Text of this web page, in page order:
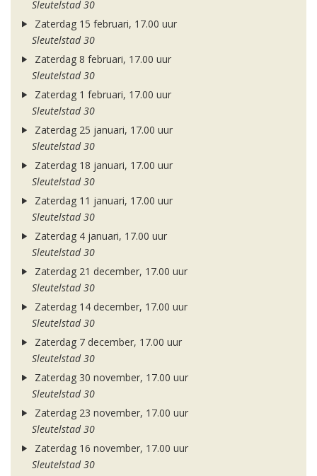
Sleutelstad 30
Zaterdag 15 februari, 17.00 uur
Sleutelstad 30
Zaterdag 8 februari, 17.00 uur
Sleutelstad 30
Zaterdag 1 februari, 17.00 uur
Sleutelstad 30
Zaterdag 25 januari, 17.00 uur
Sleutelstad 30
Zaterdag 18 januari, 17.00 uur
Sleutelstad 30
Zaterdag 11 januari, 17.00 uur
Sleutelstad 30
Zaterdag 4 januari, 17.00 uur
Sleutelstad 30
Zaterdag 21 december, 17.00 uur
Sleutelstad 30
Zaterdag 14 december, 17.00 uur
Sleutelstad 30
Zaterdag 7 december, 17.00 uur
Sleutelstad 30
Zaterdag 30 november, 17.00 uur
Sleutelstad 30
Zaterdag 23 november, 17.00 uur
Sleutelstad 30
Zaterdag 16 november, 17.00 uur
Sleutelstad 30